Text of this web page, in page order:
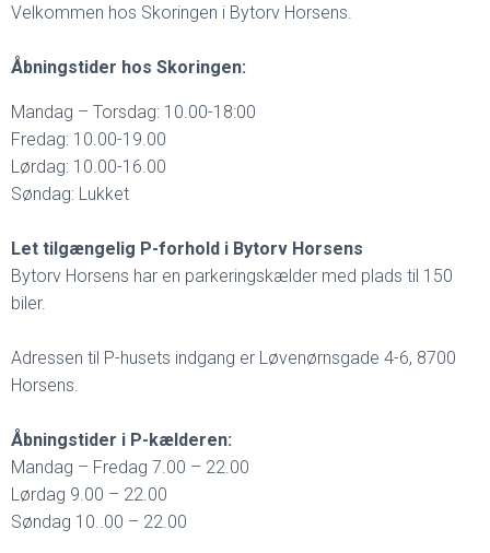
Velkommen hos Skoringen i Bytorv Horsens.
Åbningstider hos Skoringen:
Mandag – Torsdag: 10.00-18:00
Fredag: 10.00-19.00
Lørdag: 10.00-16.00
Søndag: Lukket
Let tilgængelig P-forhold i Bytorv Horsens
Bytorv Horsens har en parkeringskælder med plads til 150
biler.
Adressen til P-husets indgang er Løvenørnsgade 4-6, 8700
Horsens.
Åbningstider i P-kælderen:
Mandag – Fredag 7.00 – 22.00
Lørdag 9.00 – 22.00
Søndag 10..00 – 22.00